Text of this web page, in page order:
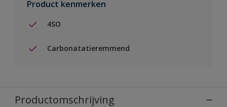
Product kenmerken
4SO
Carbonatatieremmend
Productomschrijving